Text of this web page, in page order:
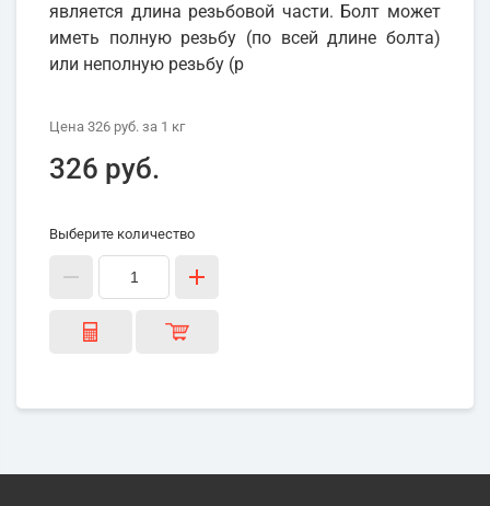
является длина резьбовой части. Болт может
иметь полную резьбу (по всей длине болта)
или неполную резьбу (р
Цена 326 руб. за 1 кг
326 руб.
Выберите количество